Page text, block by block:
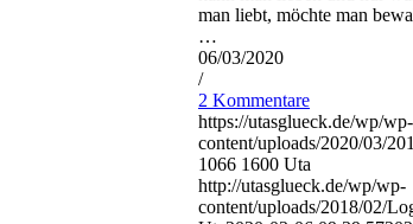
man liebt, möchte man
…
06/03/2020
/
2 Kommentare
https://utasglueck.de/wp/wp-
content/uploads/2020/03/
1066 1600 Uta
http://utasglueck.de/wp/wp-
content/uploads/2018/02/